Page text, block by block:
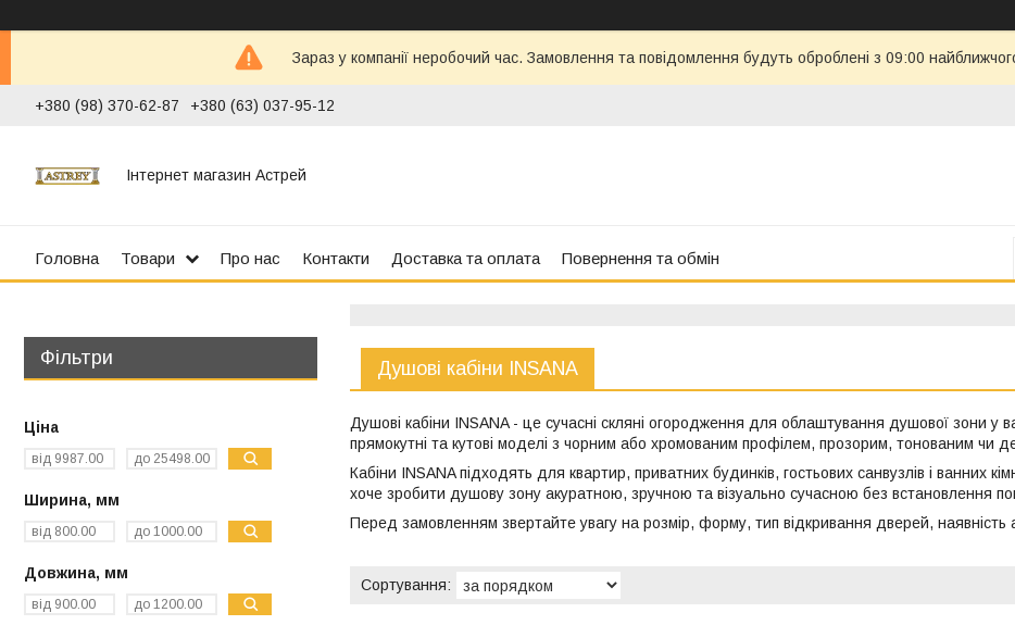
Зараз у компанії неробочий час. Замовлення та повідомлення будуть оброблені з 09:00
+380 (98) 370-62-87 +380 (63) 037-95-12
Інтернет магазин Астрей
Головна Товари Про нас Контакти Доставка та оплата Повернення та обмін
Душові кабіни INSANA
Душові кабіни INSANA - це сучасні скляні огородження для облаштування душової зони у
прямокутні та кутові моделі з чорним або хромованим профілем, прозорим, тонованим чи
Кабіни INSANA підходять для квартир, приватних будинків, гостьових санвузлів і ванних
хоче зробити душову зону акуратною, зручною та візуально сучасною без встановлення
Перед замовленням звертайте увагу на розмір, форму, тип відкривання дверей, наявність
Фільтри
Ціна
Ширина, мм
Довжина, мм